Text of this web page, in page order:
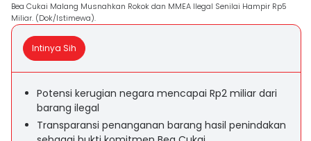
Bea Cukai Malang Musnahkan Rokok dan MMEA Ilegal Senilai Hampir Rp5
Miliar. (Dok/Istimewa).
Intinya Sih
Potensi kerugian negara mencapai Rp2 miliar dari
barang ilegal
Transparansi penanganan barang hasil penindakan